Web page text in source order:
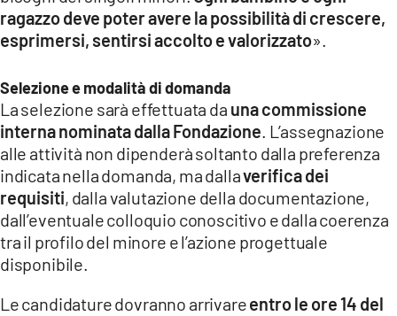
ragazzo deve poter avere la possibilità di crescere,
esprimersi, sentirsi accolto e valorizzato».
Selezione e modalità di domanda
La selezione sarà effettuata da una commissione
interna nominata dalla Fondazione . L’assegnazione
alle attività non dipenderà soltanto dalla preferenza
indicata nella domanda, ma dallaverifica dei
requisiti, dalla valutazione della documentazione,
dall’eventuale colloquio conoscitivo e dalla coerenza
tra il profilo del minore e l’azione progettuale
disponibile.
Le candidature dovranno arrivareentro le ore 14 del